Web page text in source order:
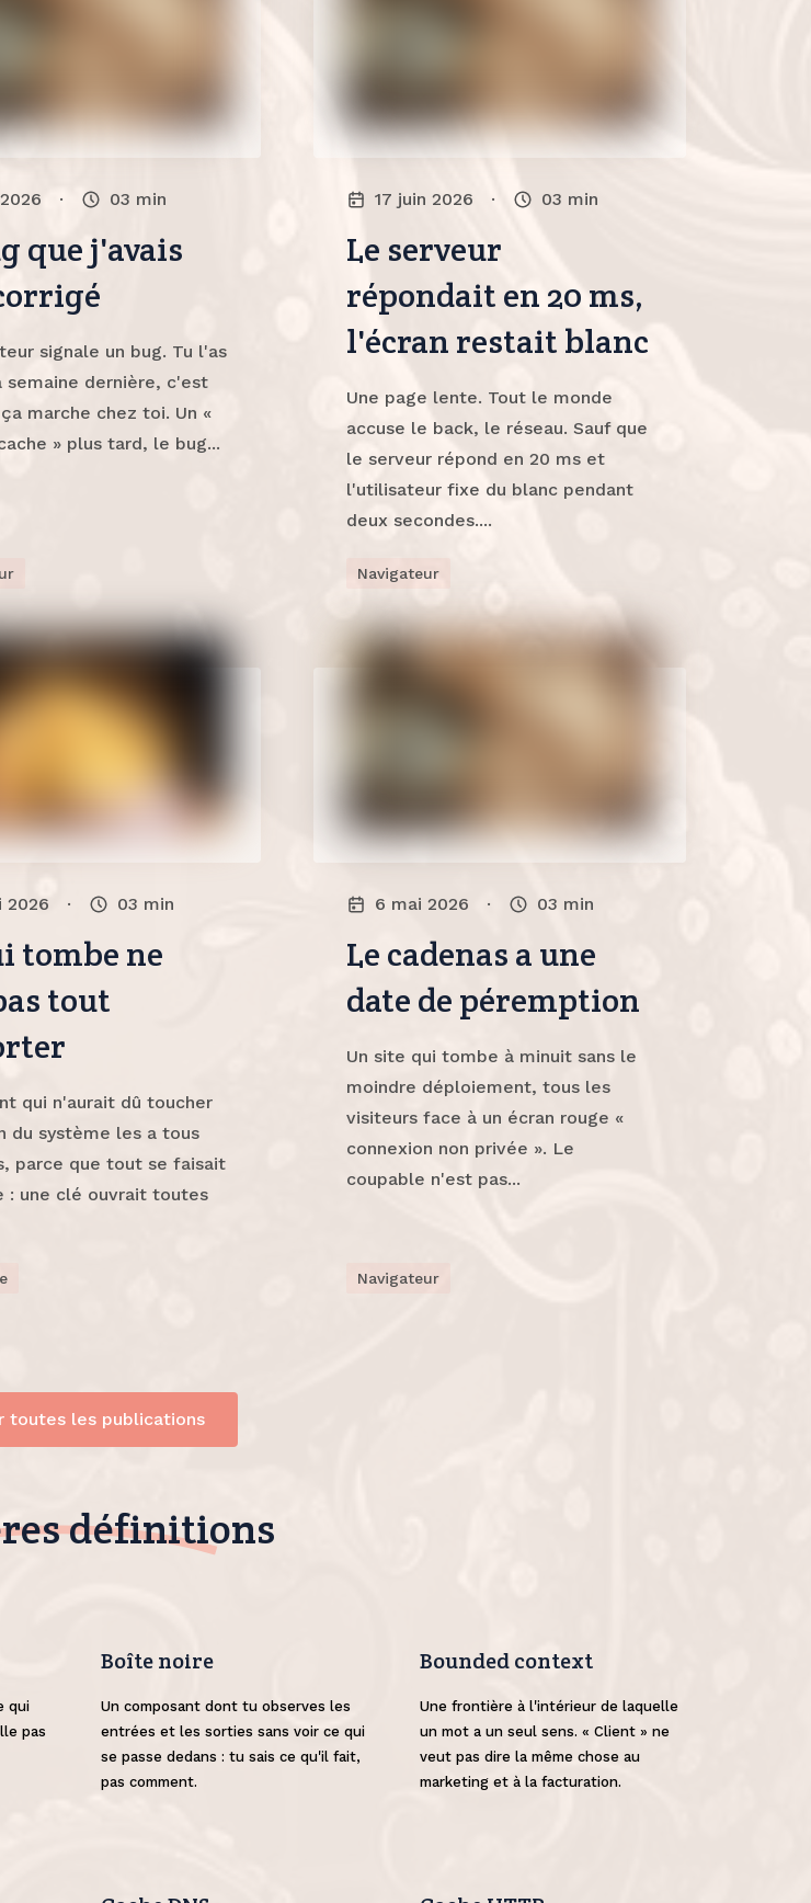
· 03 min
que j'avais
signale un bug. Tu l'as
semaine dernière, c'est
marche chez toi. Un «
» plus tard, le bug...
17 juin 2026 · 03 min
Le serveur
répondait en 20 ms,
l'écran restait blanc
Une page lente. Tout le monde
accuse le back, le réseau. Sauf que
le serveur répond en 20 ms et
l'utilisateur fixe du blanc pendant
deux secondes....
Navigateur
2026 · 03 min
tombe ne
tout
qui n'aurait dû toucher
du système les a tous
parce que tout se faisait
: une clé ouvrait toutes
6 mai 2026 · 03 min
Le cadenas a une
date de péremption
Un site qui tombe à minuit sans le
moindre déploiement, tous les
visiteurs face à un écran rouge «
connexion non privée ». Le
coupable n'est pas...
Navigateur
toutes les publications
définitions
qui
pas
Boîte noire
Un composant dont tu observes les
entrées et les sorties sans voir ce qui
se passe dedans : tu sais ce qu'il fait,
pas comment.
Bounded context
Une frontière à l'intérieur de laquelle
un mot a un seul sens. « Client » ne
veut pas dire la même chose au
marketing et à la facturation.